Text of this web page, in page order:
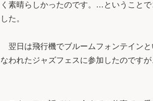
く素晴らしかったのです。…ということ
した。
翌日は飛行機でブルームフォンテイン
なわれたジャズフェスに参加したのです